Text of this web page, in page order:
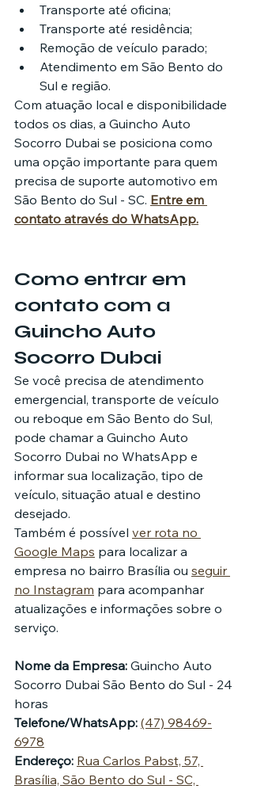
Transporte até oficina;
Transporte até residência;
Remoção de veículo parado;
Atendimento em São Bento do
Sul e região.
Com atuação local e disponibilidade
todos os dias, a Guincho Auto
Socorro Dubai se posiciona como
uma opção importante para quem
precisa de suporte automotivo em
São Bento do Sul - SC. Entre em
contato através do WhatsApp.
Como entrar em
contato com a
Guincho Auto
Socorro Dubai
Se você precisa de atendimento
emergencial, transporte de veículo
ou reboque em São Bento do Sul,
pode chamar a Guincho Auto
Socorro Dubai no WhatsApp e
informar sua localização, tipo de
veículo, situação atual e destino
desejado.
Também é possível ver rota no
Google Maps para localizar a
empresa no bairro Brasília ou seguir
no Instagram para acompanhar
atualizações e informações sobre o
serviço.
Nome da Empresa: Guincho Auto
Socorro Dubai São Bento do Sul - 24
horas
Telefone/WhatsApp: (47) 98469-
6978
Endereço: Rua Carlos Pabst, 57,
Brasília, São Bento do Sul - SC,